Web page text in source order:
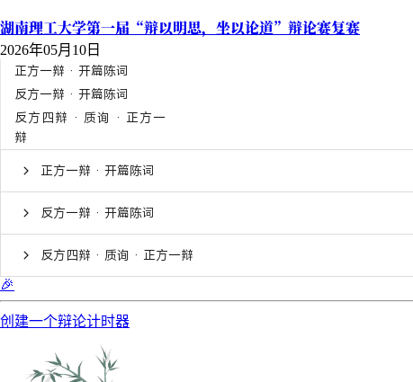
湖南理工大学第一届“辩以明思，坐以论道”辩论赛复赛
2026年05月10日
正方一辩 · 开篇陈词
反方一辩 · 开篇陈词
反方四辩 · 质询 · 正方一
辩
正方一辩 · 开篇陈词
反方一辩 · 开篇陈词
反方四辩 · 质询 · 正方一辩
🎉
创建一个辩论计时器